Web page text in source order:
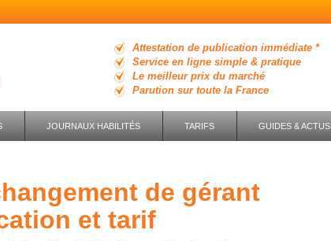
Attestation de publication immédiate *
Service en ligne simple & pratique
Le meilleur prix du marché
Parution sur toute la France
JOURNAUX HABILITÉS TARIFS GUIDES & ACTUS
et tarif